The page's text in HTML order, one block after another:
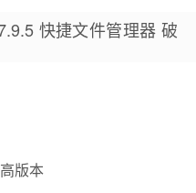
快捷文件管理器 破
版本